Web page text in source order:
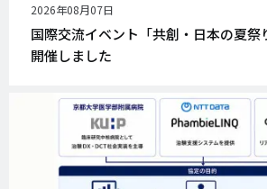
公
開
日
2026年08月07日
国際交流イベント「共創・日本の夏祭
開催しました